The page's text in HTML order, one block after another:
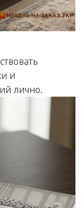
и
лично.